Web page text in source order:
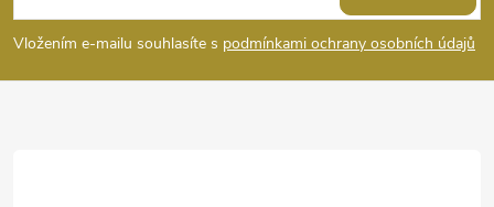
p
a
Vložením e-mailu souhlasíte s podmínkami ochrany osobních údajů